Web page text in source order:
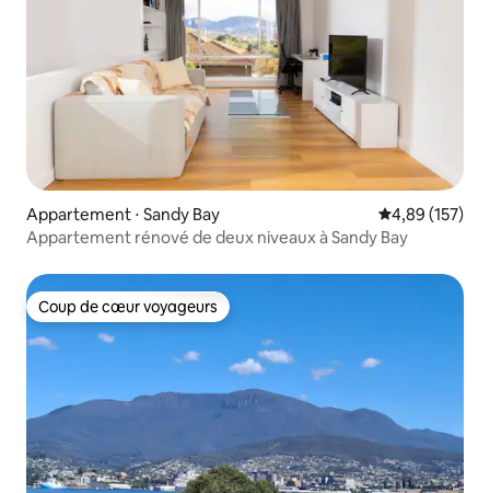
Appartement ⋅ Sandy Bay Évaluation
4,89 (157)
Appartement rénové de deux niveaux à Sandy Bay
Coup de cœur voyageurs
Coup de cœur voyageurs